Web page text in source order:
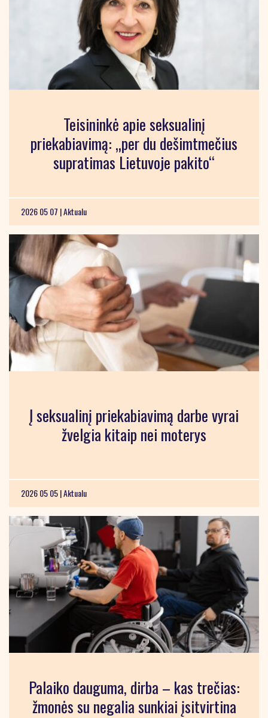
Teisininkė apie seksualinį
priekabiavimą: „per du dešimtmečius
supratimas Lietuvoje pakito“
2026 05 07 |Aktualu
Į seksualinį priekabiavimą darbe vyrai
žvelgia kitaip nei moterys
2026 05 05 |Aktualu
Palaiko dauguma, dirba – kas trečias:
žmonės su negalia sunkiai įsitvirtina